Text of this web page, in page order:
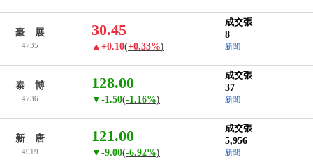
豪 展
4735
30.45
▲+0.10(+0.33%)
成交張
8
新聞
泰 博
4736
128.00
▼-1.50(-1.16%)
成交張
37
新聞
新 唐
4919
121.00
▼-9.00(-6.92%)
成交張
5,956
新聞